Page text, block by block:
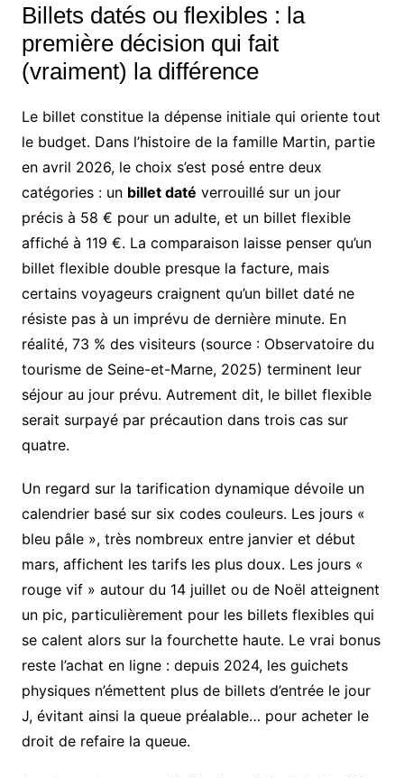
Billets datés ou flexibles : la
première décision qui fait
(vraiment) la différence
Le billet constitue la dépense initiale qui oriente tout
le budget. Dans l’histoire de la famille Martin, partie
en avril 2026, le choix s’est posé entre deux
catégories : un billet daté verrouillé sur un jour
précis à 58 € pour un adulte, et un billet flexible
affiché à 119 €. La comparaison laisse penser qu’un
billet flexible double presque la facture, mais
certains voyageurs craignent qu’un billet daté ne
résiste pas à un imprévu de dernière minute. En
réalité, 73 % des visiteurs (source : Observatoire du
tourisme de Seine-et-Marne, 2025) terminent leur
séjour au jour prévu. Autrement dit, le billet flexible
serait surpayé par précaution dans trois cas sur
quatre.
Un regard sur la tarification dynamique dévoile un
calendrier basé sur six codes couleurs. Les jours «
bleu pâle », très nombreux entre janvier et début
mars, affichent les tarifs les plus doux. Les jours «
rouge vif » autour du 14 juillet ou de Noël atteignent
un pic, particulièrement pour les billets flexibles qui
se calent alors sur la fourchette haute. Le vrai bonus
reste l’achat en ligne : depuis 2024, les guichets
physiques n’émettent plus de billets d’entrée le jour
J, évitant ainsi la queue préalable… pour acheter le
droit de refaire la queue.